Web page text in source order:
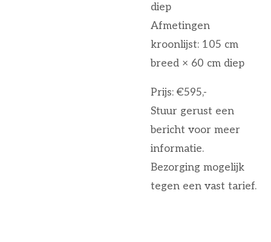
diep
Afmetingen
kroonlijst: 105 cm
breed × 60 cm diep
Prijs: €595,-
Stuur gerust een
bericht voor meer
informatie.
Bezorging mogelijk
tegen een vast tarief.